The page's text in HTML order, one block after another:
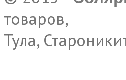
товаров,
Тула,